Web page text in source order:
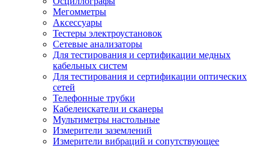
Мегомметры
Аксессуары
Тестеры электроустановок
Сетевые анализаторы
Для тестирования и сертификации медных
кабельных систем
Для тестирования и сертификации оптических
сетей
Телефонные трубки
Кабелеискатели и сканеры
Мультиметры настольные
Измерители заземлений
Измерители вибраций и сопутствующее